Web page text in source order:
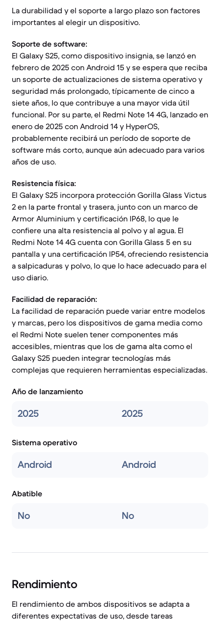
La durabilidad y el soporte a largo plazo son factores
importantes al elegir un dispositivo.
Soporte de software:
El Galaxy S25, como dispositivo insignia, se lanzó en
febrero de 2025 con Android 15 y se espera que reciba
un soporte de actualizaciones de sistema operativo y
seguridad más prolongado, típicamente de cinco a
siete años, lo que contribuye a una mayor vida útil
funcional. Por su parte, el Redmi Note 14 4G, lanzado en
enero de 2025 con Android 14 y HyperOS,
probablemente recibirá un período de soporte de
software más corto, aunque aún adecuado para varios
años de uso.
Resistencia física:
El Galaxy S25 incorpora protección Gorilla Glass Victus
2 en la parte frontal y trasera, junto con un marco de
Armor Aluminium y certificación IP68, lo que le
confiere una alta resistencia al polvo y al agua. El
Redmi Note 14 4G cuenta con Gorilla Glass 5 en su
pantalla y una certificación IP54, ofreciendo resistencia
a salpicaduras y polvo, lo que lo hace adecuado para el
uso diario.
Facilidad de reparación:
La facilidad de reparación puede variar entre modelos
y marcas, pero los dispositivos de gama media como
el Redmi Note suelen tener componentes más
accesibles, mientras que los de gama alta como el
Galaxy S25 pueden integrar tecnologías más
complejas que requieren herramientas especializadas.
Año de lanzamiento
2025 2025
Sistema operativo
Android Android
Abatible
No No
Rendimiento
El rendimiento de ambos dispositivos se adapta a
diferentes expectativas de uso, desde tareas